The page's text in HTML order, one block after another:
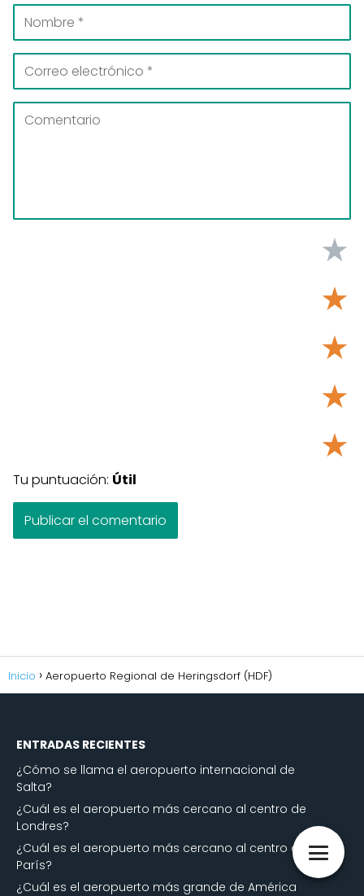
★
★
★
★
★
Tu puntuación: Útil
Inicio Aeropuerto Regional de Heringsdorf (HDF)
ENTRADAS RECIENTES
¿Cómo se llama el aeropuerto internacional de
Salta?
¿Cuál es el aeropuerto más cercano al centro de
Londres?
¿Cuál es el aeropuerto más cercano al centro de
París?
¿Cuál es el aeropuerto más grande de América